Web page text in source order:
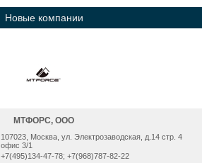
Новые компании
МТФОРС, ООО
107023, Москва, ул. Электрозаводская, д.14 стр. 4
офис 3/1
+7(495)134-47-78; +7(968)787-82-22